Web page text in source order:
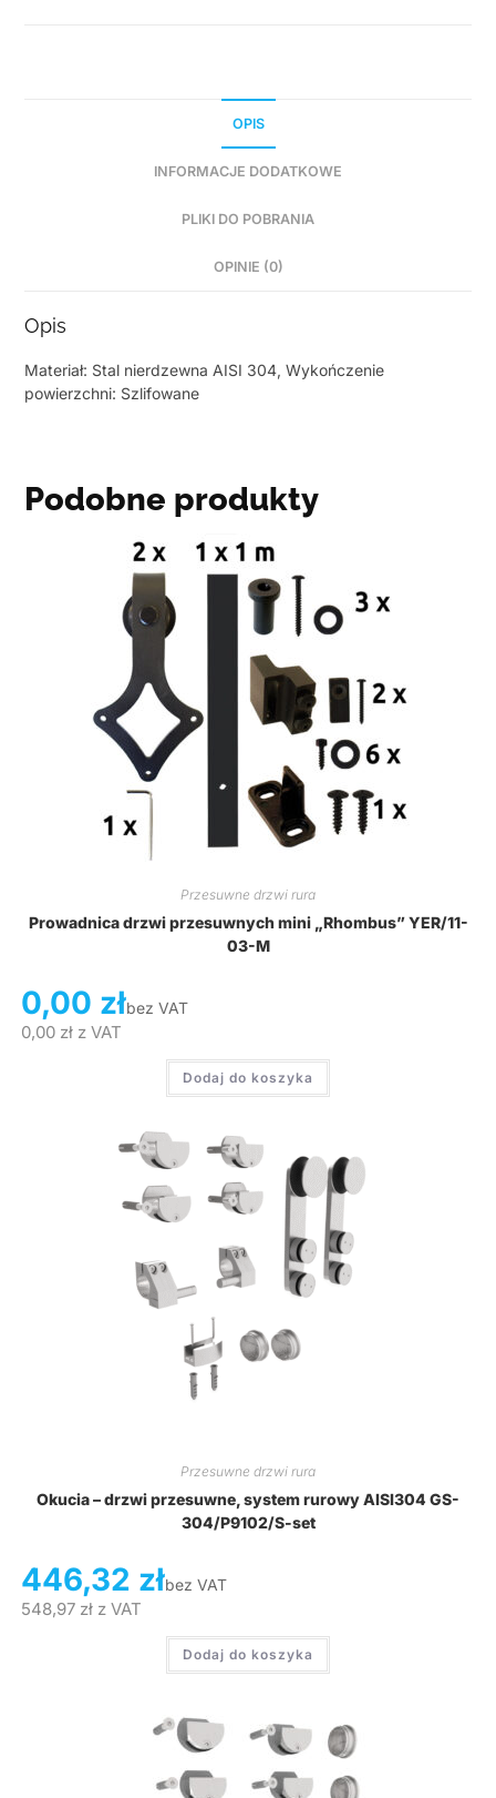
OPIS
INFORMACJE DODATKOWE
PLIKI DO POBRANIA
OPINIE (0)
Opis
Materiał: Stal nierdzewna AISI 304, Wykończenie
powierzchni: Szlifowane
Podobne produkty
Przesuwne drzwi rura
Prowadnica drzwi przesuwnych mini „Rhombus” YER/11-
03-M
0,00 złbez VAT
0,00 złz VAT
Dodaj do koszyka
Przesuwne drzwi rura
Okucia – drzwi przesuwne, system rurowy AISI304 GS-
304/P9102/S-set
446,32 złbez VAT
548,97 złz VAT
Dodaj do koszyka